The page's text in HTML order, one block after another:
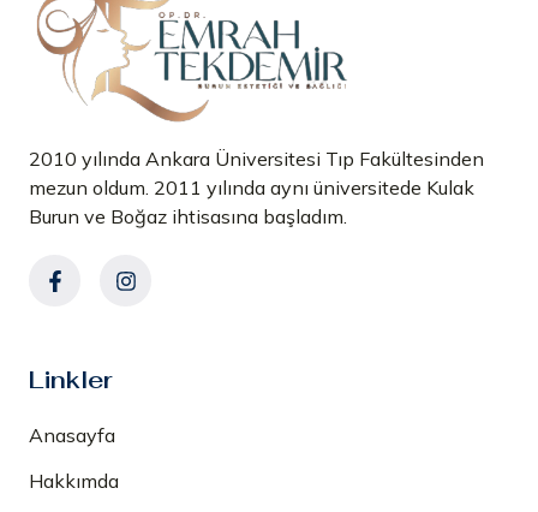
2010 yılında Ankara Üniversitesi Tıp Fakültesinden
mezun oldum. 2011 yılında aynı üniversitede Kulak
Burun ve Boğaz ihtisasına başladım.
Linkler
Anasayfa
Hakkımda